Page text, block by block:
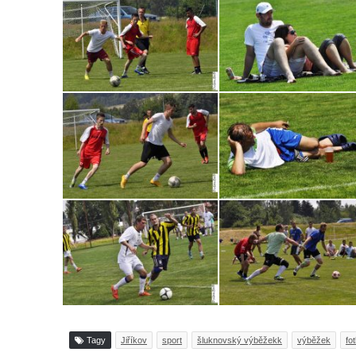
Tagy Jiříkov sport šluknovský výběžekk výběžek